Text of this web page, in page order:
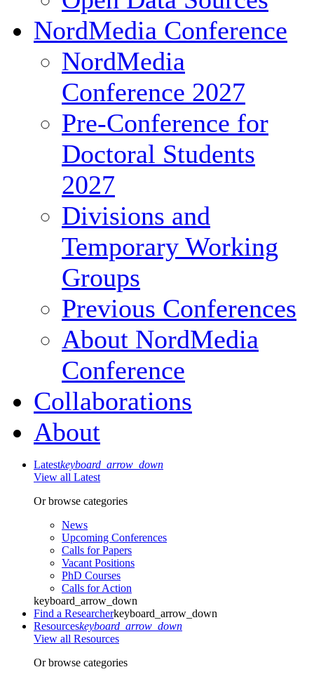
NordMedia Conference
NordMedia
Conference 2027
Pre-Conference for
Doctoral Students
2027
Divisions and
Temporary Working
Groups
Previous Conferences
About NordMedia
Conference
Collaborations
About
Latestkeyboard_arrow_down
View all Latest
Or browse categories
News
Upcoming Conferences
Calls for Papers
Vacant Positions
PhD Courses
Calls for Action
keyboard_arrow_down
Find a Researcherkeyboard_arrow_down
Resourceskeyboard_arrow_down
View all Resources
Or browse categories